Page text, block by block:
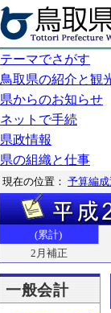
テーマでさがす
鳥取県の紹介と観
県からのお知らせ
ネットで手続
県政情報
県の組織と仕事
現在の位置： 予算編
(累計)
2月補正
一般会計